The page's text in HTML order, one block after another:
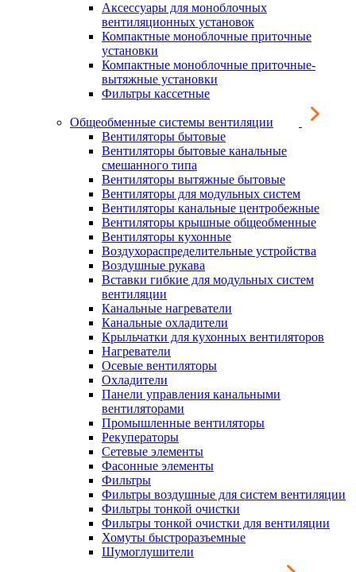
Аксессуары для моноблочных
вентиляционных установок
Компактные моноблочные приточные
установки
Компактные моноблочные приточные-
вытяжные установки
Фильтры кассетные
Общеобменные системы вентиляции
Вентиляторы бытовые
Вентиляторы бытовые канальные
смешанного типа
Вентиляторы вытяжные бытовые
Вентиляторы для модульных систем
Вентиляторы канальные центробежные
Вентиляторы крышные общеобменные
Вентиляторы кухонные
Воздухораспределительные устройства
Воздушные рукава
Вставки гибкие для модульных систем
вентиляции
Канальные нагреватели
Канальные охладители
Крыльчатки для кухонных вентиляторов
Нагреватели
Осевые вентиляторы
Охладители
Панели управления канальными
вентиляторами
Промышленные вентиляторы
Рекуператоры
Сетевые элементы
Фасонные элементы
Фильтры
Фильтры воздушные для систем вентиляции
Фильтры тонкой очистки
Фильтры тонкой очистки для вентиляции
Хомуты быстроразъемные
Шумоглушители